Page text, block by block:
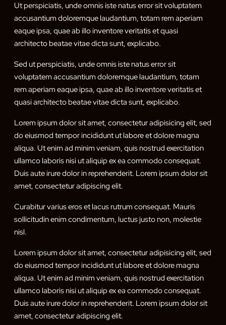
Ut perspiciatis, unde omnis iste natus error sit voluptatem
accusantium doloremque laudantium, totam rem aperiam
eaque ipsa, quae ab illo inventore veritatis et quasi
architecto beatae vitae dicta sunt, explicabo.
Sed ut perspiciatis, unde omnis iste natus error sit
voluptatem accusantium doloremque laudantium, totam
rem aperiam eaque ipsa, quae ab illo inventore veritatis et
quasi architecto beatae vitae dicta sunt, explicabo.
Lorem ipsum dolor sit amet, consectetur adipisicing elit, sed
do eiusmod tempor incididunt ut labore et dolore magna
aliqua. Ut enim ad minim veniam, quis nostrud exercitation
ullamco laboris nisi ut aliquip ex ea commodo consequat.
Duis aute irure dolor in reprehenderit. Lorem ipsum dolor sit
amet, consectetur adipiscing elit.
Curabitur varius eros et lacus rutrum consequat. Mauris
sollicitudin enim condimentum, luctus justo non, molestie
nisl.
Lorem ipsum dolor sit amet, consectetur adipisicing elit, sed
do eiusmod tempor incididunt ut labore et dolore magna
aliqua. Ut enim ad minim veniam, quis nostrud exercitation
ullamco laboris nisi ut aliquip ex ea commodo consequat.
Duis aute irure dolor in reprehenderit. Lorem ipsum dolor sit
amet, consectetur adipiscing elit.